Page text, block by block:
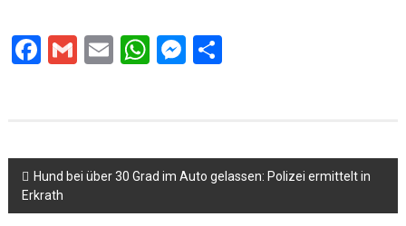
Facebook
Gmail
EmailWhatsApp
Messenger
Teilen
Beitragsnavigation
Hund bei über 30 Grad im Auto gelassen: Polizei ermittelt in
Erkrath